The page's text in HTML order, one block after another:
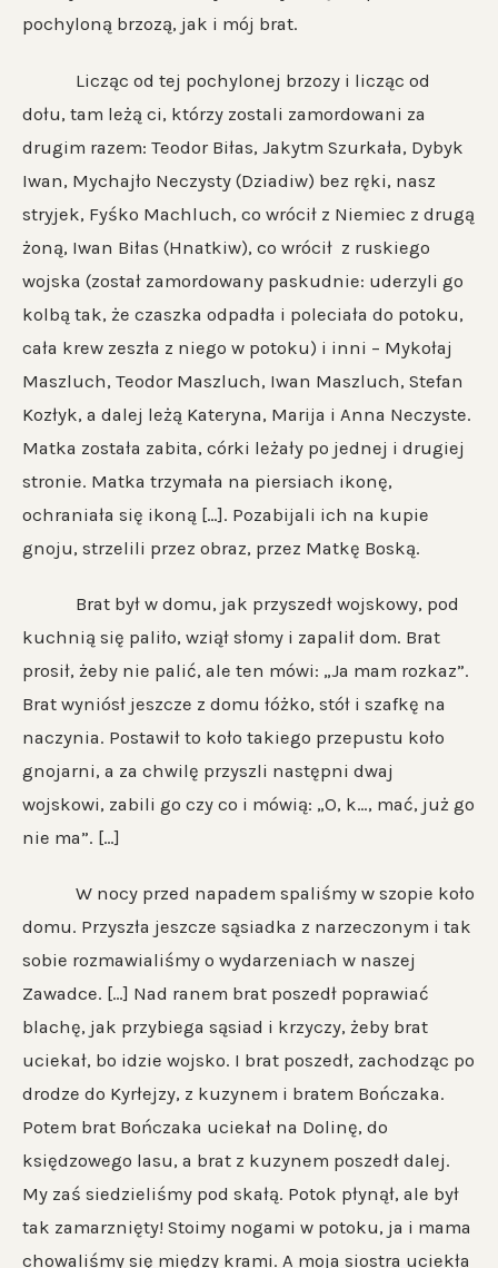
pochyloną brzozą, jak i mój brat.
Licząc od tej pochylonej brzozy i licząc od
dołu, tam leżą ci, którzy zostali zamordowani za
drugim razem: Teodor Biłas, Jakytm Szurkała, Dybyk
Iwan, Mychajło Neczysty (Dziadiw) bez ręki, nasz
stryjek, Fyśko Machluch, co wrócił z Niemiec z drugą
żoną, Iwan Biłas (Hnatkiw), co wrócił z ruskiego
wojska (został zamordowany paskudnie: uderzyli go
kolbą tak, że czaszka odpadła i poleciała do potoku,
cała krew zeszła z niego w potoku) i inni – Mykołaj
Maszluch, Teodor Maszluch, Iwan Maszluch, Stefan
Kozłyk, a dalej leżą Kateryna, Marija i Anna Neczyste.
Matka została zabita, córki leżały po jednej i drugiej
stronie. Matka trzymała na piersiach ikonę,
ochraniała się ikoną […]. Pozabijali ich na kupie
gnoju, strzelili przez obraz, przez Matkę Boską.
Brat był w domu, jak przyszedł wojskowy, pod
kuchnią się paliło, wziął słomy i zapalił dom. Brat
prosił, żeby nie palić, ale ten mówi: „Ja mam rozkaz”.
Brat wyniósł jeszcze z domu łóżko, stół i szafkę na
naczynia. Postawił to koło takiego przepustu koło
gnojarni, a za chwilę przyszli następni dwaj
wojskowi, zabili go czy co i mówią: „O, k…, mać, już go
nie ma”. […]
W nocy przed napadem spaliśmy w szopie koło
domu. Przyszła jeszcze sąsiadka z narzeczonym i tak
sobie rozmawialiśmy o wydarzeniach w naszej
Zawadce. […] Nad ranem brat poszedł poprawiać
blachę, jak przybiega sąsiad i krzyczy, żeby brat
uciekał, bo idzie wojsko. I brat poszedł, zachodząc po
drodze do Kyrłejzy, z kuzynem i bratem Bończaka.
Potem brat Bończaka uciekał na Dolinę, do
księdzowego lasu, a brat z kuzynem poszedł dalej.
My zaś siedzieliśmy pod skałą. Potok płynął, ale był
tak zamarznięty! Stoimy nogami w potoku, ja i mama
chowaliśmy się między krami. A moja siostra uciekła